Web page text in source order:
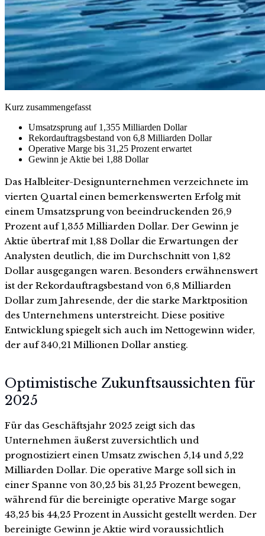
Kurz zusammengefasst
Umsatzsprung auf 1,355 Milliarden Dollar
Rekordauftragsbestand von 6,8 Milliarden Dollar
Operative Marge bis 31,25 Prozent erwartet
Gewinn je Aktie bei 1,88 Dollar
Das Halbleiter-Designunternehmen verzeichnete im
vierten Quartal einen bemerkenswerten Erfolg mit
einem Umsatzsprung von beeindruckenden 26,9
Prozent auf 1,355 Milliarden Dollar. Der Gewinn je
Aktie übertraf mit 1,88 Dollar die Erwartungen der
Analysten deutlich, die im Durchschnitt von 1,82
Dollar ausgegangen waren. Besonders erwähnenswert
ist der Rekordauftragsbestand von 6,8 Milliarden
Dollar zum Jahresende, der die starke Marktposition
des Unternehmens unterstreicht. Diese positive
Entwicklung spiegelt sich auch im Nettogewinn wider,
der auf 340,21 Millionen Dollar anstieg.
Optimistische Zukunftsaussichten für
2025
Für das Geschäftsjahr 2025 zeigt sich das
Unternehmen äußerst zuversichtlich und
prognostiziert einen Umsatz zwischen 5,14 und 5,22
Milliarden Dollar. Die operative Marge soll sich in
einer Spanne von 30,25 bis 31,25 Prozent bewegen,
während für die bereinigte operative Marge sogar
43,25 bis 44,25 Prozent in Aussicht gestellt werden. Der
bereinigte Gewinn je Aktie wird voraussichtlich